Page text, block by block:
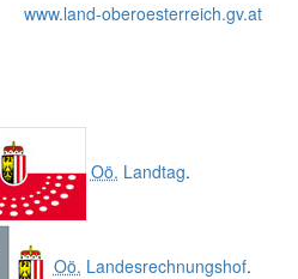
www.land-oberoesterreich.gv.at
Oö. Landtag.
Oö. Landesrechnungshof.